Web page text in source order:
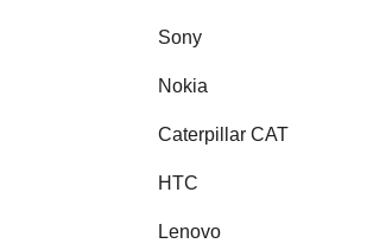
Sony
Nokia
Caterpillar CAT
HTC
Lenovo